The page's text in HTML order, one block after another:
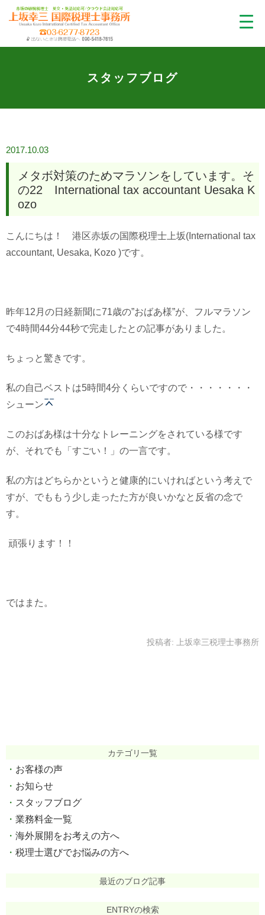
スタッフブログ
2017.10.03
メタボ対策のためマラソンをしています。そ
の22 International tax accountant Uesaka K
ozo
こんにちは！ 港区赤坂の国際税理士上坂(International tax
accountant, Uesaka, Kozo )です。
昨年12月の日経新聞に71歳の”おばあ様”が、フルマラソン
で4時間44分44秒で完走したとの記事がありました。
ちょっと驚きです。
私の自己ベストは5時間4分くらいですので・・・・・・・
シューン
このおばあ様は十分なトレーニングをされている様です
が、それでも「すごい！」の一言です。
私の方はどちらかというと健康的にいければという考えで
すが、でももう少し走ったた方が良いかなと反省の念で
す。
頑張ります！！
ではまた。
投稿者: 上坂幸三税理士事務所
カテゴリ一覧
お客様の声
お知らせ
スタッフブログ
業務料金一覧
海外展開をお考えの方へ
税理士選びでお悩みの方へ
最近のブログ記事
ENTRYの検索